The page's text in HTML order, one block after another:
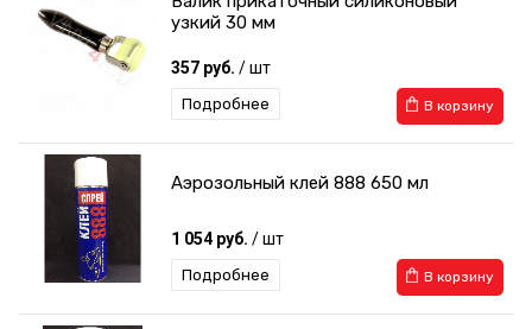
узкий 30 мм
357 руб. / шт
В корзину
Подробнее
Аэрозольный клей 888 650 мл
1 054 руб. / шт
В корзину
Подробнее